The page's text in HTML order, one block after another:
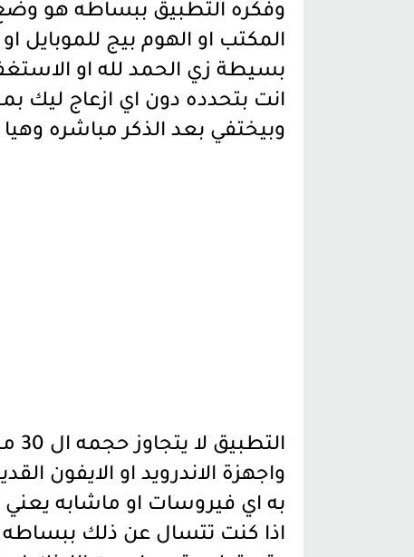
وفكره التطبيق ببساطه هو
المكتب او الهوم بيج للموبايل
بسيطة زي الحمد لله او
انت بتحدده دون اي ازعاج ليك
وبيختفي بعد الذكر مباشره
واجهزة الاندرويد او الايفون
به اي فيروسات او ماشابه يعني
اذا كنت تتسال عن ذلك